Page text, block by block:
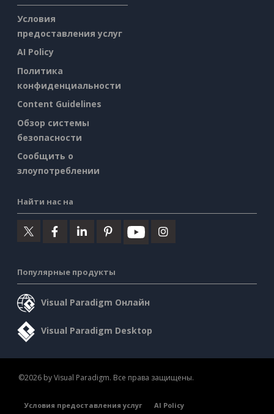
Условия
предоставления услуг
AI Policy
Политика
конфиденциальности
Content Guidelines
Обзор системы
безопасности
Сообщить о
злоупотреблении
Найти нас на
Популярные продукты
Visual Paradigm Онлайн
Visual Paradigm Desktop
©2026 by Visual Paradigm. Все права защищены.
Условия предоставления услуг AI Policy